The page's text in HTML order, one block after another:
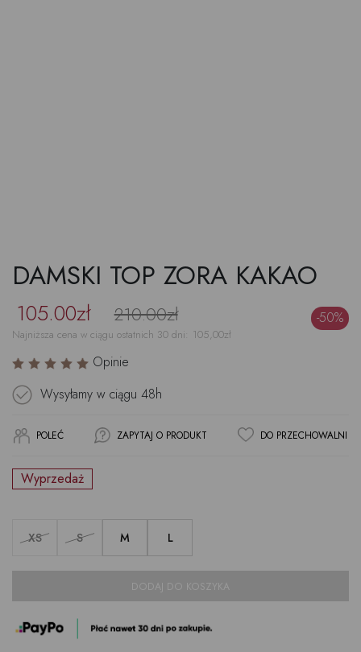
DAMSKI TOP ZORA KAKAO
105.00zł 210.00zł -50%
Najniższa cena w ciągu ostatnich 30 dni: 105,00zł
Opinie
Wysyłamy w ciągu 48h
POLEĆ ZAPYTAJ O PRODUKT DO PRZECHOWALNI
Wyprzedaż
XS S M L
DODAJ DO KOSZYKA